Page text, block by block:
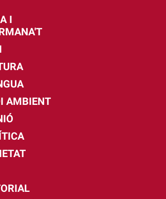
I
AMBIENT